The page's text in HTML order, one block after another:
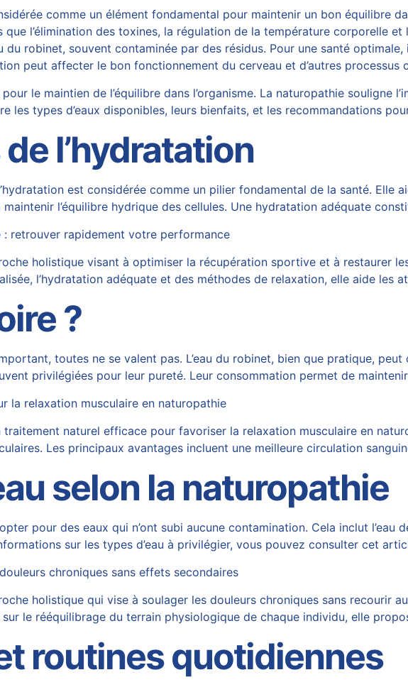
comme un élément fondamental pour maintenir un bon équilibre
l’élimination des toxines, la régulation de la température corporelle
du robinet, souvent contaminée par des résidus. Pour une santé
peut affecter le bon fonctionnement du cerveau et d’autres processus
le maintien de l’équilibre dans l’organisme. La naturopathie souligne
les types d’eaux disponibles, leurs bienfaits, et les recommandations
l’hydratation
est considérée comme un pilier fondamental de la santé. Elle
l’équilibre hydrique des cellules. Une hydratation adéquate
retrouver rapidement votre performance
holistique visant à optimiser la récupération sportive et à restaurer
l’hydratation adéquate et des méthodes de relaxation, elle aide les
?
toutes ne se valent pas. L’eau du robinet, bien que pratique,
privilégiées pour leur pureté. Leur consommation permet de
la relaxation musculaire en naturopathie
traitement naturel efficace pour favoriser la relaxation musculaire en
Les principaux avantages incluent une meilleure circulation
selon la naturopathie
pour des eaux qui n’ont subi aucune contamination. Cela inclut
sur les types d’eau à privilégier, vous pouvez consulter cet
chroniques sans effets secondaires
holistique qui vise à soulager les douleurs chroniques sans recourir
le rééquilibrage du terrain physiologique de chaque individu, elle
routines quotidiennes